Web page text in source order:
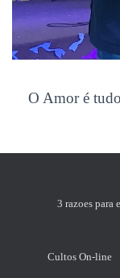
O Amor é
3 razoes para
Cultos On-line